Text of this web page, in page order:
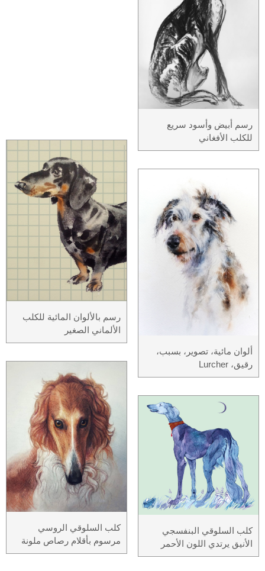
رسم أبيض وأسود سريع
للكلب الأفغاني
ألوان مائية، تصوير، بسبب،
رقيق، Lurcher
كلب السلوقي البنفسجي
الأنيق يرتدي اللون الأحمر
رسم بالألوان المائية للكلب
الألماني الصغير
كلب السلوقي الروسي
مرسوم بأقلام رصاص ملونة